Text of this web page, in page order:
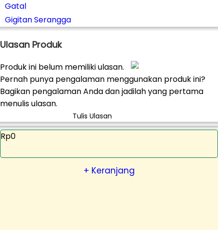
Gatal
Gigitan Serangga
Ulasan Produk
Produk ini belum memiliki ulasan.
Pernah punya pengalaman menggunakan produk ini?
Bagikan pengalaman Anda dan jadilah yang pertama
menulis ulasan.
Tulis Ulasan
Rp0
+ Keranjang